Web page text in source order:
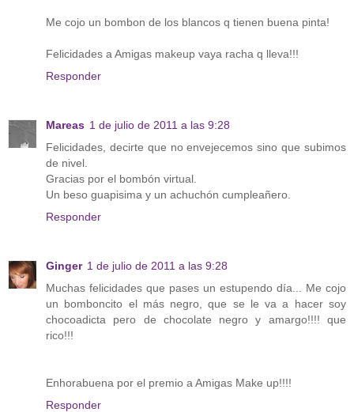
Me cojo un bombon de los blancos q tienen buena pinta!
Felicidades a Amigas makeup vaya racha q lleva!!!
Responder
Mareas 1 de julio de 2011 a las 9:28
Felicidades, decirte que no envejecemos sino que subimos
de nivel.
Gracias por el bombón virtual.
Un beso guapisima y un achuchón cumpleañero.
Responder
Ginger 1 de julio de 2011 a las 9:28
Muchas felicidades que pases un estupendo día... Me cojo
un bomboncito el más negro, que se le va a hacer soy
chocoadicta pero de chocolate negro y amargo!!!! que
rico!!!
Enhorabuena por el premio a Amigas Make up!!!!
Responder